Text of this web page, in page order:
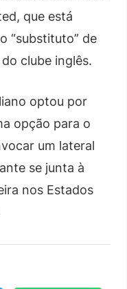
que está
“substituto” de
clube inglês.
optou por
opção para o
um lateral
se junta à
nos Estados